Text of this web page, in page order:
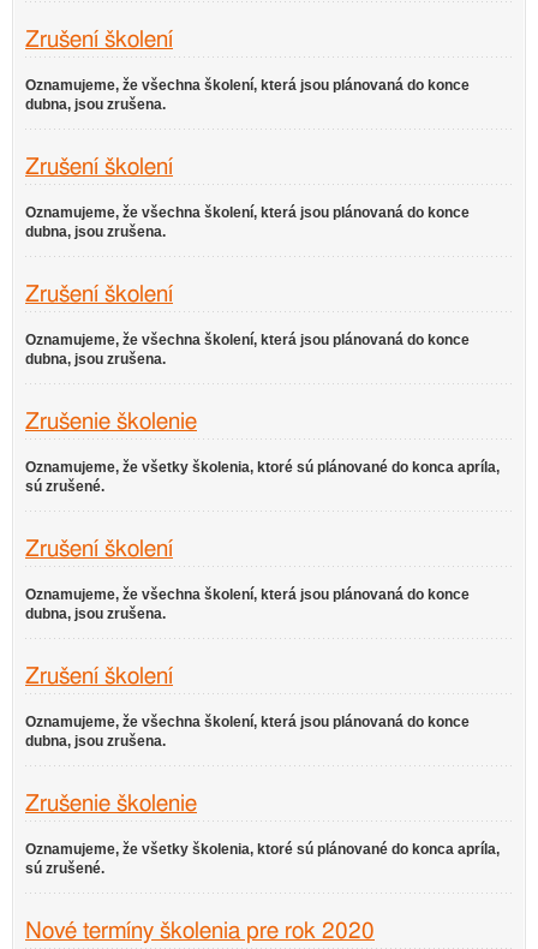
Zrušení školení
Oznamujeme, že všechna školení, která jsou plánovaná do konce
dubna, jsou zrušena.
Zrušení školení
Oznamujeme, že všechna školení, která jsou plánovaná do konce
dubna, jsou zrušena.
Zrušení školení
Oznamujeme, že všechna školení, která jsou plánovaná do konce
dubna, jsou zrušena.
Zrušenie školenie
Oznamujeme, že všetky školenia, ktoré sú plánované do konca apríla,
sú zrušené.
Zrušení školení
Oznamujeme, že všechna školení, která jsou plánovaná do konce
dubna, jsou zrušena.
Zrušení školení
Oznamujeme, že všechna školení, která jsou plánovaná do konce
dubna, jsou zrušena.
Zrušenie školenie
Oznamujeme, že všetky školenia, ktoré sú plánované do konca apríla,
sú zrušené.
Nové termíny školenia pre rok 2020